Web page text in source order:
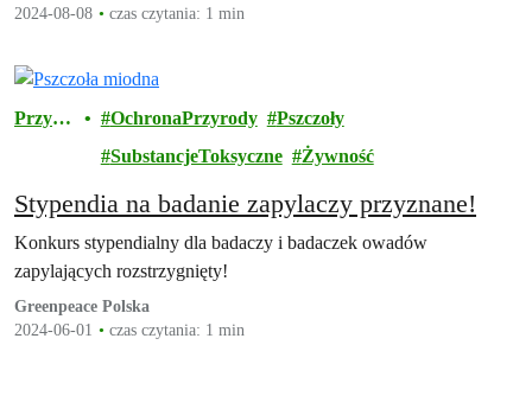
2024-08-08
czas czytania: 1 min
Przyro
OchronaPrzyrody
Pszczoły
SubstancjeToksyczne
Żywność
Stypendia na badanie zapylaczy przyznane!
Konkurs stypendialny dla badaczy i badaczek owadów
zapylających rozstrzygnięty!
Greenpeace Polska
2024-06-01
czas czytania: 1 min